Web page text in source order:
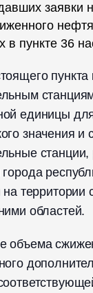
заявки
в пункте 36
пункта
единицы
значения и
территории
областей.
объема